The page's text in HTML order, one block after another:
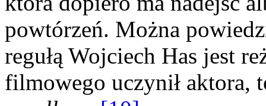
powtórzeń. Można
regułą Wojciech Has jest
filmowego uczynił aktora,